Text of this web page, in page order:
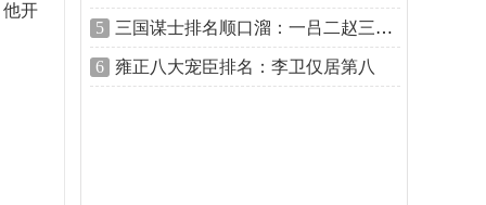
开
5 三国谋士排名顺口溜：一吕二赵三典韦，
6 雍正八大宠臣排名：李卫仅居第八